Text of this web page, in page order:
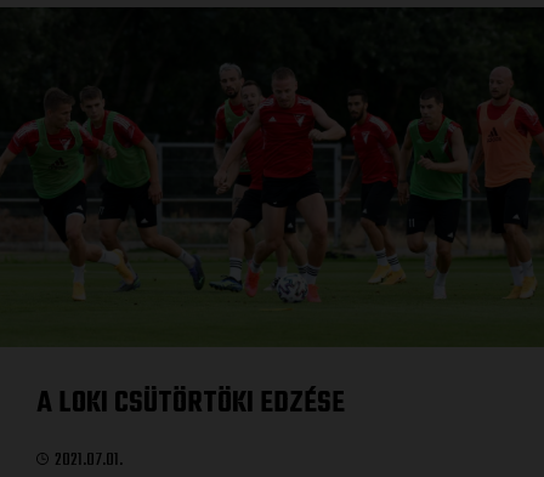
A LOKI CSÜTÖRTÖKI EDZÉSE
2021.07.01.